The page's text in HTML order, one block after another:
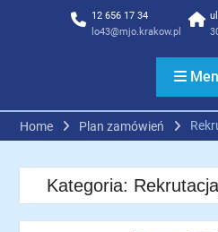
12 656 17 34
lo43@mjo.krakow.pl
Home Plan zamówień
Kategoria: